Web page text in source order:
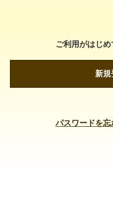
ご利用がはじ
新規
パスワードを